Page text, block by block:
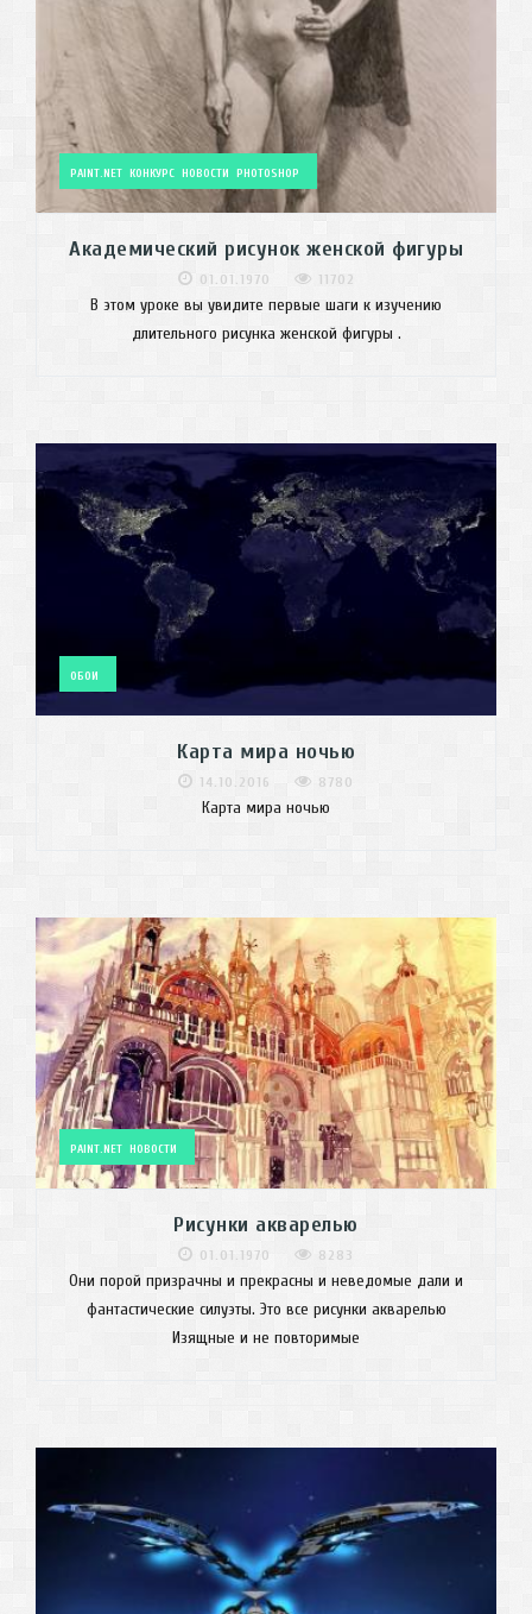
PAINT.NET КОНКУРС НОВОСТИ PHOTOSHOP
Академический рисунок женской фигуры
01.01.1970 11702
В этом уроке вы увидите первые шаги к изучению
длительного рисунка женской фигуры .
ОБОИ
Карта мира ночью
14.10.2016 8780
Карта мира ночью
PAINT.NET НОВОСТИ
Рисунки акварелью
01.01.1970 8283
Они порой призрачны и прекрасны и неведомые дали и
фантастические силуэты. Это все рисунки акварелью
Изящные и не повторимые